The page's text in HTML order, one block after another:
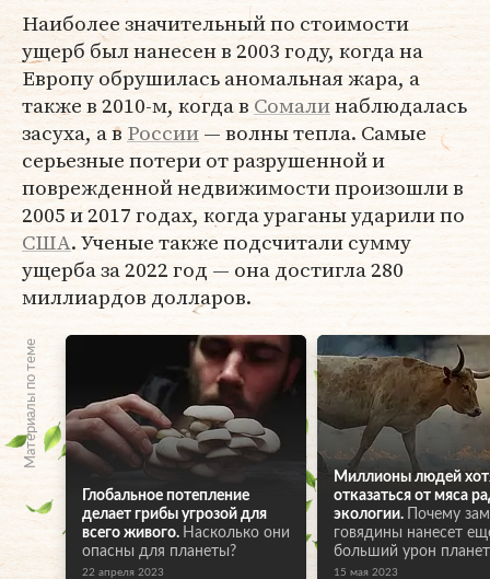
Наиболее значительный по стоимости
ущерб был нанесен в 2003 году, когда на
Европу обрушилась аномальная жара, а
также в 2010-м, когда в Сомалинаблюдалась
засуха, а вРоссии— волны тепла. Самые
серьезные потери от разрушенной и
поврежденной недвижимости произошли в
2005 и 2017 годах, когда ураганы ударили по
США. Ученые также подсчитали сумму
ущерба за 2022 год — она достигла 280
миллиардов долларов.
Материалы по теме
Глобальное потепление
делает грибы угрозой для
всего живого. Насколько они
опасны для планеты?
22 апреля 2023
Миллионы людей
отказаться от мяса
экологии.
Почему
говядины нанесет
больший урон
15 мая 2023